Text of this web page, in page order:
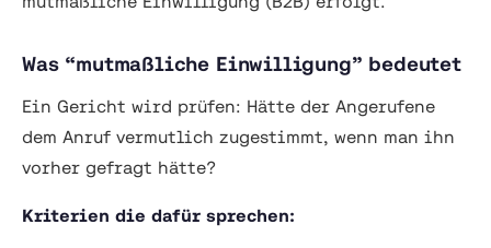
Was “mutmaßliche Einwilligung” bedeutet
Ein Gericht wird prüfen: Hätte der Angerufene
dem Anruf vermutlich zugestimmt, wenn man ihn
vorher gefragt hätte?
Kriterien die dafür sprechen: